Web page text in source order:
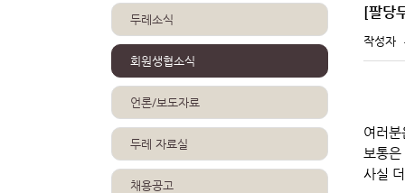
두레소식
회원생협소식
언론/보도자료
두레 자료실
채용공고
[팔당
작성자
여러
보통
사실